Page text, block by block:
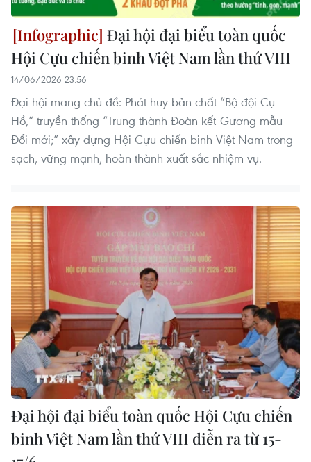
Đại hội đại biểu toàn quốc
Hội Cựu chiến binh Việt Nam lần thứ VIII
14/06/2026 23:56
Đại hội mang chủ đề: Phát huy bản chất “Bộ đội Cụ
Hồ,” truyền thống “Trung thành-Đoàn kết-Gương mẫu-
Đổi mới;” xây dựng Hội Cựu chiến binh Việt Nam trong
sạch, vững mạnh, hoàn thành xuất sắc nhiệm vụ.
Đại hội đại biểu toàn quốc Hội Cựu chiến
binh Việt Nam lần thứ VIII diễn ra từ 15-